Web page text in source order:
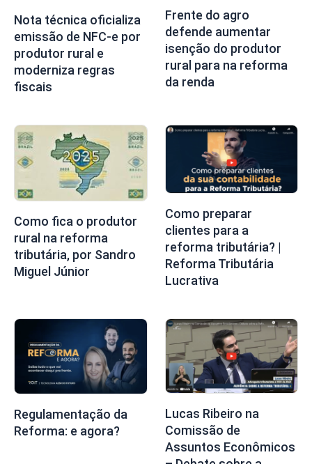
Nota técnica oficializa
emissão de NFC-e por
produtor rural e
moderniza regras
fiscais
Frente do agro
defende aumentar
isenção do produtor
rural para na reforma
da renda
Como fica o produtor
rural na reforma
tributária, por Sandro
Miguel Júnior
Como preparar
clientes para a
reforma tributária? |
Reforma Tributária
Lucrativa
Regulamentação da
Reforma: e agora?
Lucas Ribeiro na
Comissão de
Assuntos Econômicos